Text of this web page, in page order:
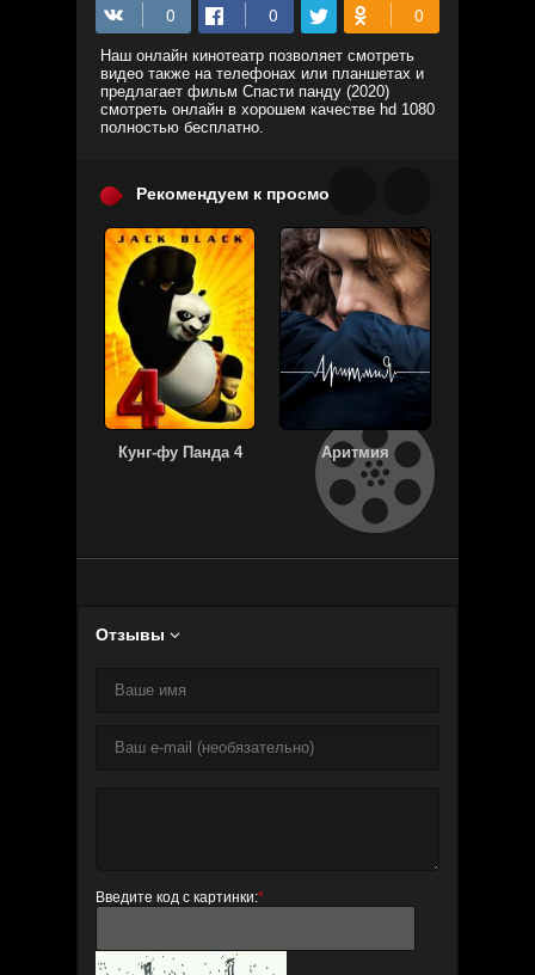
Наш онлайн кинотеатр позволяет смотреть
видео также на телефонах или планшетах и
предлагает фильм Спасти панду (2020)
смотреть онлайн в хорошем качестве hd 1080
полностью бесплатно.
Рекомендуем к просмотру:
Кунг-фу Панда 4 Аритмия
Отзывы 
Введите код с картинки:*